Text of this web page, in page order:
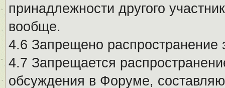
принадлежности другого
вообще.
4.6 Запрещено
4.7 Запрещается
обсуждения в Форуме,